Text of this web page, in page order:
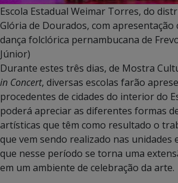
Escola Estadual Weimar Torres, do
Glória de Dourados, com
dança folclórica pernambucana de
Júnior)
Durante estes três dias, de Mostra
in Concert, diversas escolas farão
procedentes de cidades do interior do
poderá apreciar as diferentes formas
artísticas que têm como resultado o
que vem sendo realizado nas unidades
que nesse período se torna uma
em um ambiente de celebração da arte.